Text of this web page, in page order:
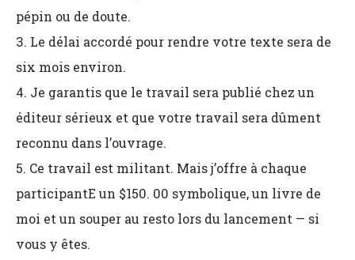
pépin ou de doute.
3. Le délai accordé pour rendre votre texte sera de
six mois environ.
4. Je garantis que le travail sera publié chez un
éditeur sérieux et que votre travail sera dûment
reconnu dans l’ouvrage.
5. Ce travail est militant. Mais j’offre à chaque
participantE un $150. 00 symbolique, un livre de
moi et un souper au resto lors du lancement — si
vous y êtes.